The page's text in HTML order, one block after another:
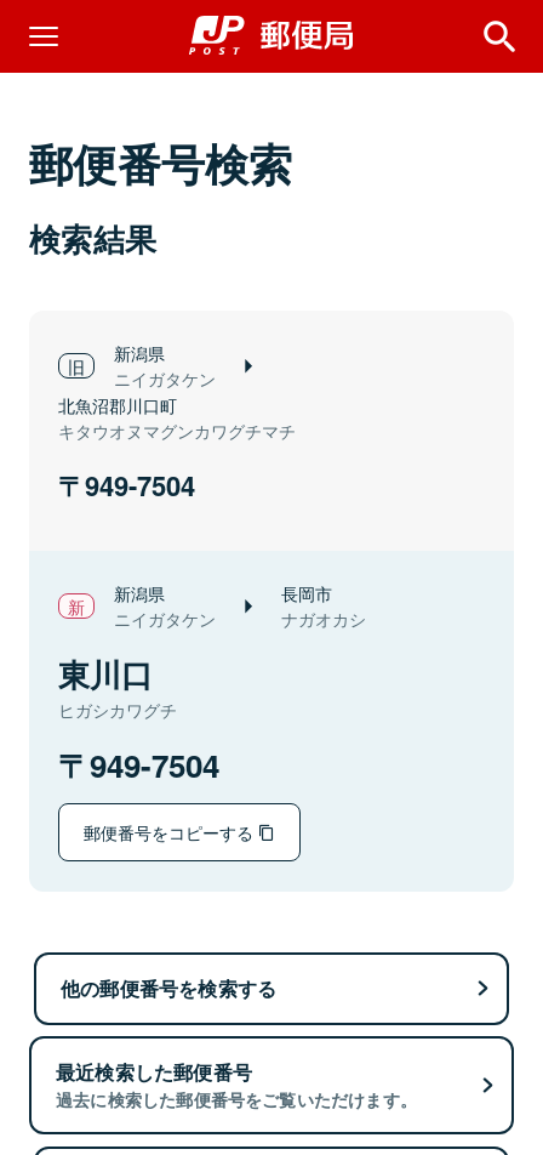
郵便番号検索
検索結果
新潟県
ニイガタケン
北魚沼郡川口町
キタウオヌマグンカワグチマチ
949-7504
新潟県
ニイガタケン
長岡市
ナガオカシ
東川口
ヒガシカワグチ
949-7504
郵便番号をコピーする
他の郵便番号を検索する
最近検索した郵便番号
過去に検索した郵便番号をご覧いただけます。